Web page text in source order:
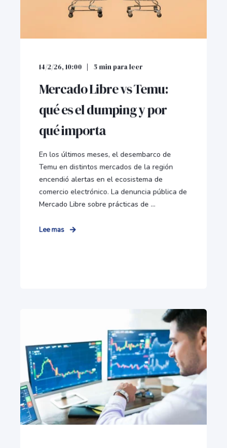
14/2/26, 10:00 5 min para leer
Mercado Libre vs Temu:
qué es el dumping y por
qué importa
En los últimos meses, el desembarco de
Temu en distintos mercados de la región
encendió alertas en el ecosistema de
comercio electrónico. La denuncia pública de
Mercado Libre sobre prácticas de ...
Lee mas